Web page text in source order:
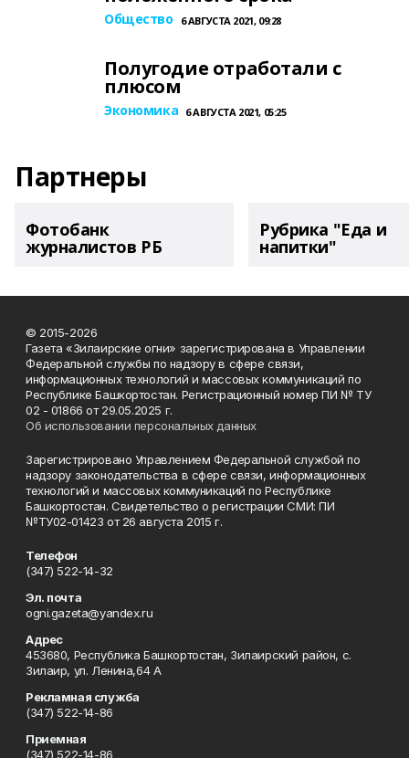
Общество 6 АВГУСТА 2021, 09:28
Полугодие отработали с
плюсом
Экономика 6 АВГУСТА 2021, 05:25
Партнеры
Фотобанк
журналистов РБ
Рубрика "Еда и
напитки"
© 2015-2026
Газета «Зилаирские огни» зарегистрирована в Управлении
Федеральной службы по надзору в сфере связи,
информационных технологий и массовых коммуникаций по
Республике Башкортостан. Регистрационный номер ПИ № ТУ
02 - 01866 от 29.05.2025 г.
Об использовании персональных данных
Зарегистрировано Управлением Федеральной службой по
надзору законодательства в сфере связи, информационных
технологий и массовых коммуникаций по Республике
Башкортостан. Свидетельство о регистрации СМИ: ПИ
№ТУ02-01423 от 26 августа 2015 г.
Телефон
(347) 522-14-32
Эл. почта
ogni.gazeta@yandex.ru
Адрес
453680, Республика Башкортостан, Зилаирский район, с.
Зилаир, ул. Ленина,64 А
Рекламная служба
(347) 522-14-86
Приемная
(347) 522-14-86